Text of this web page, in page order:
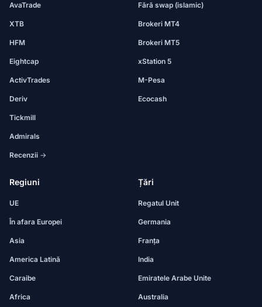
AvaTrade
XTB
HFM
Eightcap
ActivTrades
Deriv
Tickmill
Admirals
Recenzii →
Fără swap (islamic)
Brokeri MT4
Brokeri MT5
xStation 5
M-Pesa
Ecocash
Regiuni
UE
În afara Europei
Asia
America Latină
Caraibe
Africa
Țări
Regatul Unit
Germania
Franța
India
Emiratele Arabe Unite
Australia